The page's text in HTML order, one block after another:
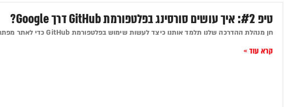
טיפ #2: איך עושים סורסינג בפלטפורמת GitHub דרך Google?
חן מנהלת ההדרכה שלנו תלמד אותנו כיצד לעשות שימוש בפלטפורמת GitHub כדי לאתר מפתחים
קרא עוד »